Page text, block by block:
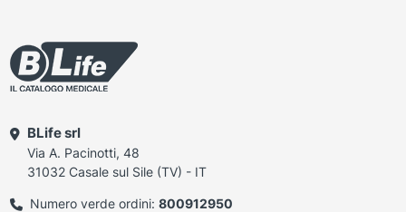
BLife srl
Via A. Pacinotti, 48
31032 Casale sul Sile (TV) - IT
Numero verde ordini: 800912950